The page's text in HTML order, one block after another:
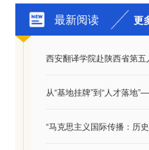
最新阅读 更
从“基地挂牌”到“人才落地